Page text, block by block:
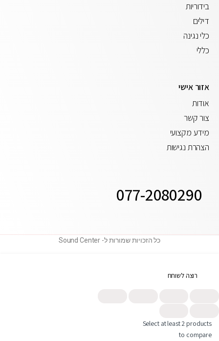
בידוריות
דילים
כלי נגינה
כללי
אזור אישי
אודות
צור קשר
מידע מקצועי
הצהרת נגישות
077-2080290
כל הזכויות שמורות ל- Sound Center
רוצה לשוחח
פנייה בוואטסאפ
Select at least 2 products
to compare